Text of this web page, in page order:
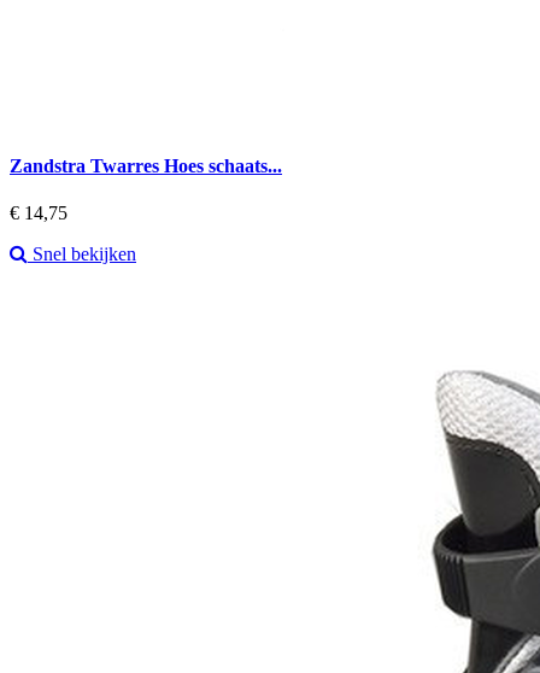
Zandstra Twarres Hoes schaats...
Prijs
€ 14,75
Snel bekijken